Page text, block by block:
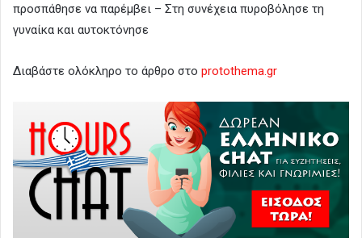
προσπάθησε να παρέμβει – Στη συνέχεια πυροβόλησε τη
γυναίκα και αυτοκτόνησε
Διαβάστε ολόκληρο το άρθρο στο protothema.gr